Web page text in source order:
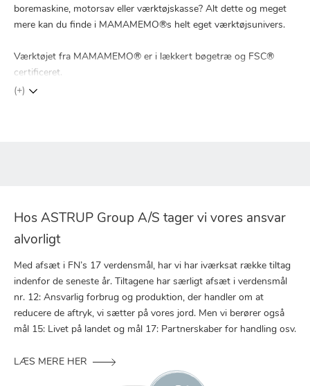
boremaskine, motorsav eller værktøjskasse? Alt dette og meget
mere kan du finde i MAMAMEMO®s helt eget værktøjsunivers.
Værktøjet fra MAMAMEMO® er i lækkert bøgetræ og FSC®
certificeret.
(+)
Hos ASTRUP Group A/S tager vi vores ansvar
alvorligt
Med afsæt i FN’s 17 verdensmål, har vi har iværksat række tiltag
indenfor de seneste år. Tiltagene har særligt afsæt i verdensmål
nr. 12: Ansvarlig forbrug og produktion, der handler om at
reducere de aftryk, vi sætter på vores jord. Men vi berører også
mål 15: Livet på landet og mål 17: Partnerskaber for handling osv.
LÆS MERE HER